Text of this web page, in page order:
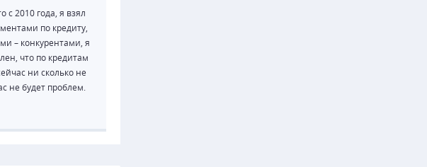
с 2010 года, я взял
по кредиту,
– конкурентами, я
что по кредитам
ни сколько не
не будет проблем.